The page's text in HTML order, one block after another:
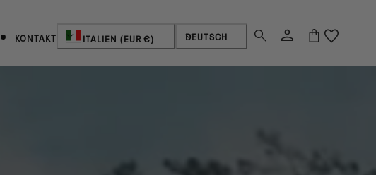
KONTAKTLand/Region
ITALIEN (EUR €) Sprache
DEUTSCH EinloggenWarenkorb